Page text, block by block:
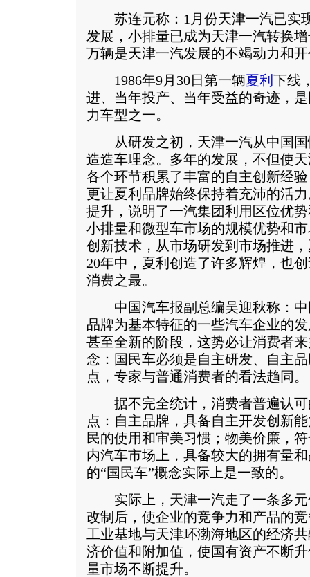
苏连元称：1月份天津一汽已实现
发展，小排量已成为天津一汽转换
万辆是天津一汽发展的不竭动力和
1986年9月30日第一辆夏利 下线
进、当年投产、当年受益的奇迹，
力车型之一。
从研发之初，天津一汽从中国国
造造车理念。多年的发展，不但使
各个环节积累了丰富的自主创新经
更让夏利品牌始终保持着充沛的活
提升，说明了一汽集团利用区位优
小排量和微型车市场的规模优势和
创新技术，从市场研发到市场推进
20年中，夏利创造了许多辉煌，也
消费之最。
中国汽车报副总编吴迎秋称：中
品牌为基本特征的一些汽车企业的
甚至全新的阶段，这势必让消费者
念：国民车必须是自主研发、自主
点，专家与普通消费者的看法趋同。
据不完全统计，消费者普遍认可
点：自主品牌，具备自主开发创新
民的使用和审美习惯；物美价廉，
内汽车市场上，具备较大的拥有量
的“国民车”概念实际上是一致的。
实际上，天津一汽走了一条多元
改制后，使企业的竞争力和产品的
工业基地与天津环渤海地区的经济
济价值和附加值，使国有资产不断
量市场不断提升。